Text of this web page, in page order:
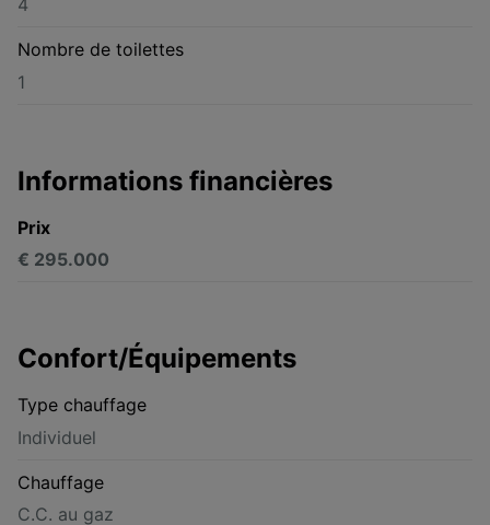
4
Nombre de toilettes
1
Informations financières
Prix
€ 295.000
Confort/Équipements
Type chauffage
Individuel
Chauffage
C.C. au gaz